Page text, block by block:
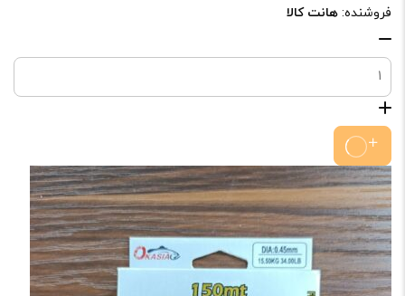
فروشنده: هانت کالا
نخ
ماهیگیری
اوکاسیا
مدل
mime
tic
عدد